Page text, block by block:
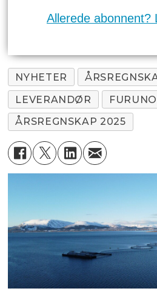
Allerede abonnent?
NYHETER
LEVERANDØR
FURUNO
ÅRSREGNSKAP 2025